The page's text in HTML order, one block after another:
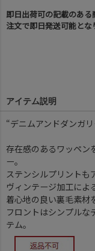
即日出荷可の記載のあ
注文で即日発送可能とな
アイテム説明
“デニムアンドダンガ
存在感のあるワッペン
ー。
ステンシルプリントも
ヴィンテージ加工によ
着心地の良い裏毛素材
フロントはシンプルな
テム。